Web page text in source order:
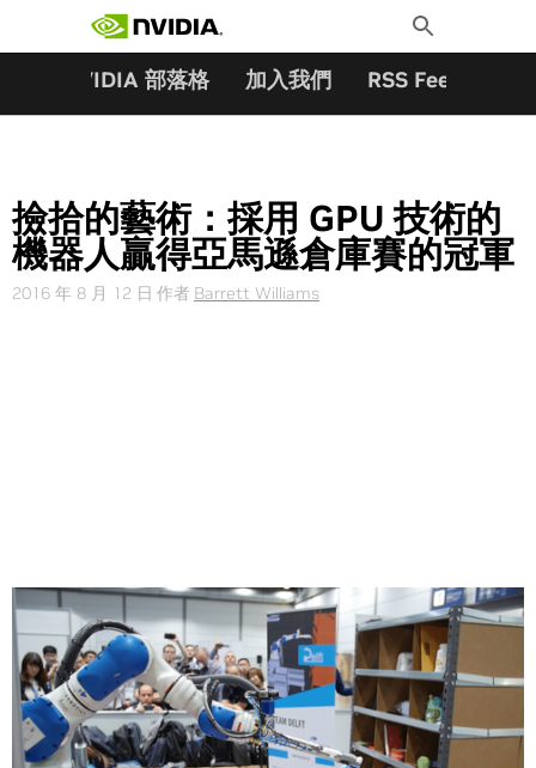
Toggle
Search
NVIDIA 部落格 加入我們 RSS Feeds
撿拾的藝術：採用 GPU 技術的
機器人贏得亞馬遜倉庫賽的冠軍
2016 年 8 月 12 日 作者 Barrett Williams
Share